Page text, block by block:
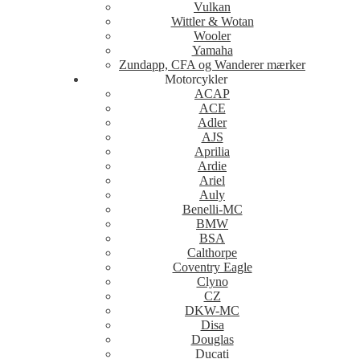
Vulkan
Wittler & Wotan
Wooler
Yamaha
Zundapp, CFA og Wanderer mærker
Motorcykler
ACAP
ACE
Adler
AJS
Aprilia
Ardie
Ariel
Auly
Benelli-MC
BMW
BSA
Calthorpe
Coventry Eagle
Clyno
CZ
DKW-MC
Disa
Douglas
Ducati